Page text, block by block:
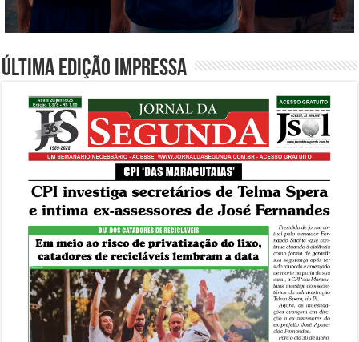
Última edição impressa